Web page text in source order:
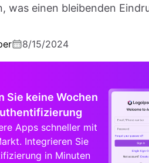
was einen bleibenden
8/15/2024
Sie keine Wochen
Apps schneller mit
Integrieren Sie
in Minuten